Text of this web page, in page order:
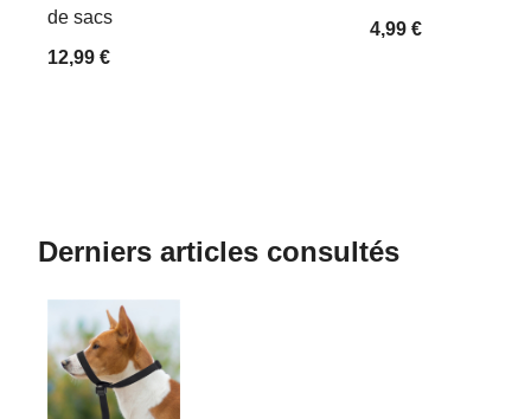
de sacs
12,99 €
4,99 €
Derniers articles consultés